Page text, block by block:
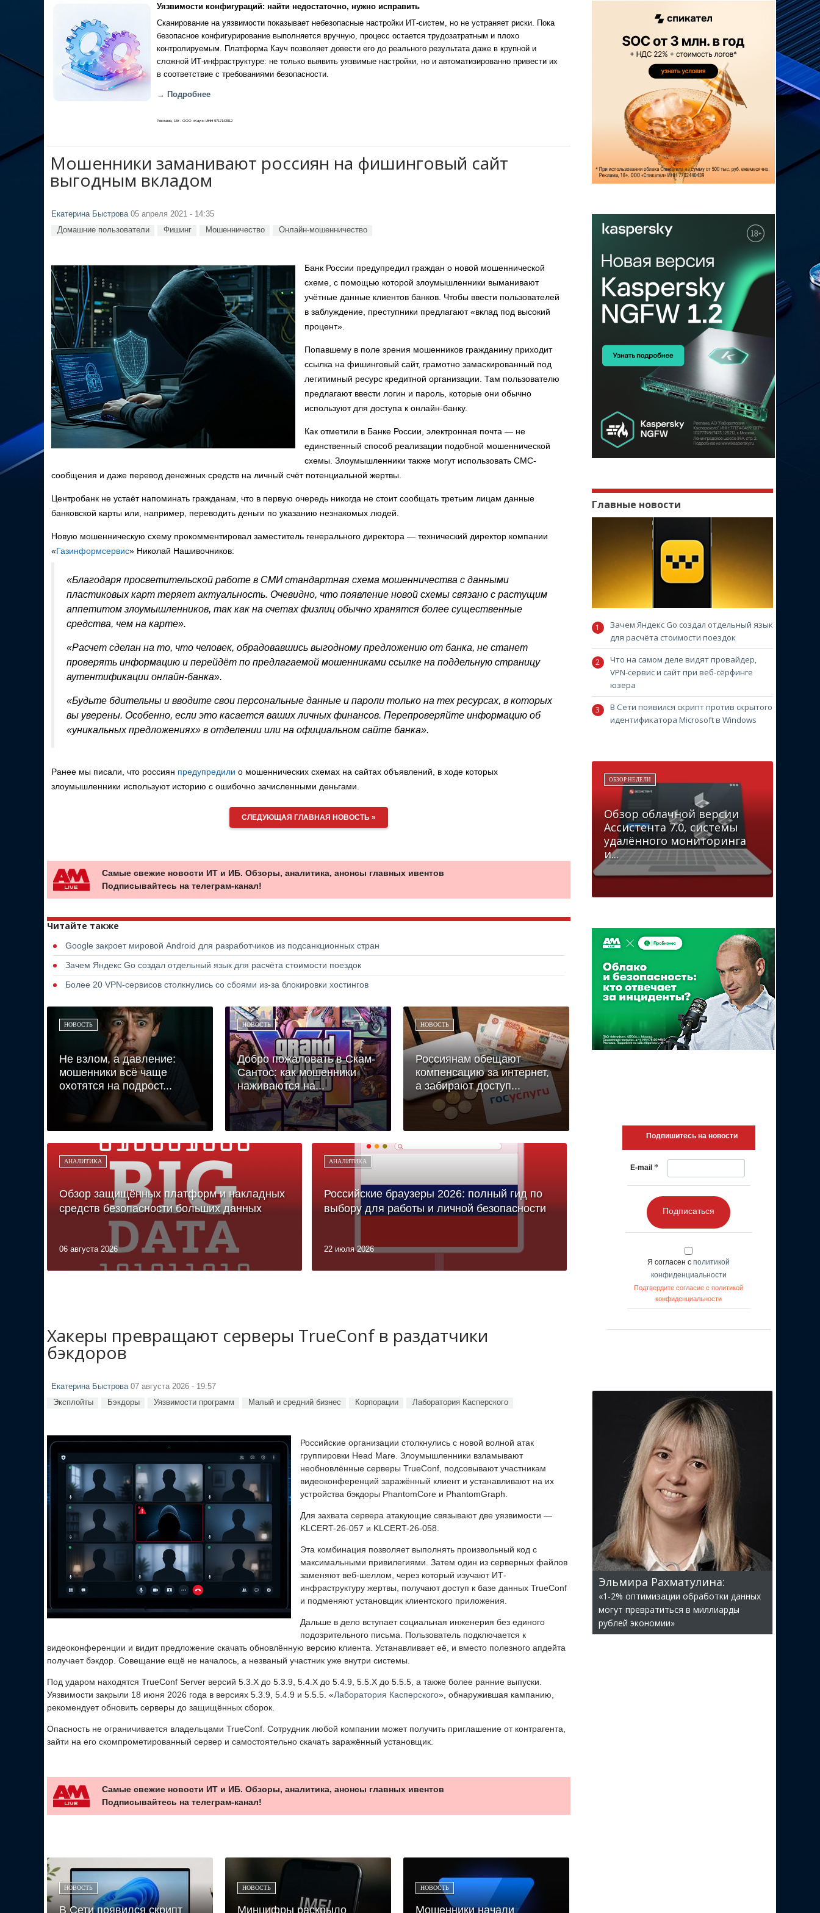
Уязвимости конфигураций: найти недостаточно, нужно исправить
Сканирование на уязвимости показывает небезопасные настройки ИТ-систем, но не устраняет риски. Пока
безопасное конфигурирование выполняется вручную, процесс остается трудозатратным и плохо
контролируемым. Платформа Кауч позволяет довести его до реального результата даже в крупной и
сложной ИТ-инфраструктуре: не только выявить уязвимые настройки, но и автоматизированно привести их
в соответствие с требованиями безопасности.
→ Подробнее
Реклама, 18+. ООО «Кауч» ИНН 9717142012
Мошенники заманивают россиян на фишинговый сайт
выгодным вкладом
Екатерина Быстрова05 апреля 2021 - 14:35
Домашние пользователи Фишинг Мошенничество Онлайн-мошенничество
Банк России предупредил граждан о новой мошеннической
схеме, с помощью которой злоумышленники выманивают
учётные данные клиентов банков. Чтобы ввести пользователей
в заблуждение, преступники предлагают «вклад под высокий
процент».
Попавшему в поле зрения мошенников гражданину приходит
ссылка на фишинговый сайт, грамотно замаскированный под
легитимный ресурс кредитной организации. Там пользователю
предлагают ввести логин и пароль, которые они обычно
используют для доступа к онлайн-банку.
Как отметили в Банке России, электронная почта — не
единственный способ реализации подобной мошеннической
схемы. Злоумышленники также могут использовать СМС-
сообщения и даже перевод денежных средств на личный счёт потенциальной жертвы.
Центробанк не устаёт напоминать гражданам, что в первую очередь никогда не стоит сообщать третьим лицам данные
банковской карты или, например, переводить деньги по указанию незнакомых людей.
Новую мошенническую схему прокомментировал заместитель генерального директора — технический директор компании
«Газинформсервис» Николай Нашивочников:
«Благодаря просветительской работе в СМИ стандартная схема мошенничества с данными
пластиковых карт теряет актуальность. Очевидно, что появление новой схемы связано с растущим
аппетитом злоумышленников, так как на счетах физлиц обычно хранятся более существенные
средства, чем на карте».
«Расчет сделан на то, что человек, обрадовавшись выгодному предложению от банка, не станет
проверять информацию и перейдёт по предлагаемой мошенниками ссылке на поддельную страницу
аутентификации онлайн-банка».
«Будьте бдительны и вводите свои персональные данные и пароли только на тех ресурсах, в которых
вы уверены. Особенно, если это касается ваших личных финансов. Перепроверяйте информацию об
«уникальных предложениях» в отделении или на официальном сайте банка».
Ранее мы писали, что россиян предупредили о мошеннических схемах на сайтах объявлений, в ходе которых
злоумышленники используют историю с ошибочно зачисленными деньгами.
СЛЕДУЮЩАЯ ГЛАВНАЯ НОВОСТЬ »
Самые свежие новости ИТ и ИБ. Обзоры, аналитика, анонсы главных ивентов
Подписывайтесь на телеграм-канал!
Читайте также
Google закроет мировой Android для разработчиков из подсанкционных стран
Зачем Яндекс Go создал отдельный язык для расчёта стоимости поездок
Более 20 VPN-сервисов столкнулись со сбоями из-за блокировки хостингов
НОВОСТЬ
Не взлом, а давление:
мошенники всё чаще
охотятся на подрост...
НОВОСТЬ
Добро пожаловать в Скам-
Сантос: как мошенники
наживаются на...
НОВОСТЬ
Россиянам обещают
компенсацию за интернет,
а забирают доступ...
АНАЛИТИКА
Обзор защищённых платформ и накладных
средств безопасности больших данных
06 августа 2026
АНАЛИТИКА
Российские браузеры 2026: полный гид по
выбору для работы и личной безопасности
22 июля 2026
Хакеры превращают серверы TrueConf в раздатчики
бэкдоров
Екатерина Быстрова07 августа 2026 - 19:57
Эксплойты Бэкдоры Уязвимости программ Малый и средний бизнес Корпорации Лаборатория Касперского
Российские организации столкнулись с новой волной атак
группировки Head Mare. Злоумышленники взламывают
необновлённые серверы TrueConf, подсовывают участникам
видеоконференций заражённый клиент и устанавливают на их
устройства бэкдоры PhantomCore и PhantomGraph.
Для захвата сервера атакующие связывают две уязвимости —
KLCERT-26-057 и KLCERT-26-058.
Эта комбинация позволяет выполнять произвольный код с
максимальными привилегиями. Затем один из серверных файлов
заменяют веб-шеллом, через который изучают ИТ-
инфраструктуру жертвы, получают доступ к базе данных TrueConf
и подменяют установщик клиентского приложения.
Дальше в дело вступает социальная инженерия без единого
подозрительного письма. Пользователь подключается к
видеоконференции и видит предложение скачать обновлённую версию клиента. Устанавливает её, и вместо полезного апдейта
получает бэкдор. Совещание ещё не началось, а незваный участник уже внутри системы.
Под ударом находятся TrueConf Server версий 5.3.X до 5.3.9, 5.4.X до 5.4.9, 5.5.X до 5.5.5, а также более ранние выпуски.
Уязвимости закрыли 18 июня 2026 года в версиях 5.3.9, 5.4.9 и 5.5.5. «Лаборатория Касперского», обнаружившая кампанию,
рекомендует обновить серверы до защищённых сборок.
Опасность не ограничивается владельцами TrueConf. Сотрудник любой компании может получить приглашение от контрагента,
зайти на его скомпрометированный сервер и самостоятельно скачать заражённый установщик.
Самые свежие новости ИТ и ИБ. Обзоры, аналитика, анонсы главных ивентов
Подписывайтесь на телеграм-канал!
НОВОСТЬ
В Сети появился скрипт
НОВОСТЬ
Минцифры раскрыло
НОВОСТЬ
Мошенники начали
Главные новости
Зачем Яндекс Go создал отдельный язык
для расчёта стоимости поездок
Что на самом деле видят провайдер,
VPN-сервис и сайт при веб-сёрфинге
юзера
В Сети появился скрипт против скрытого
идентификатора Microsoft в Windows
ОБЗОР НЕДЕЛИ
Обзор облачной версии
Ассистента 7.0, системы
удалённого мониторинга
и...
Подпишитесь на новости
E-mail *
Подписаться
Я согласен с политикой
конфиденциальности
Подтвердите согласие с политикой
конфиденциальности
Эльмира Рахматулина:
«1-2% оптимизации обработки данных
могут превратиться в миллиарды
рублей экономии»